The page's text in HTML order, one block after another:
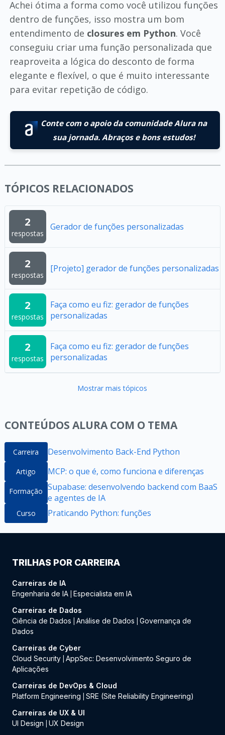
Achei ótima a forma como você utilizou funções
dentro de funções, isso mostra um bom
entendimento de closures em Python. Você
conseguiu criar uma função personalizada que
reaproveita a lógica do desconto de forma
elegante e flexível, o que é muito interessante
para evitar repetição de código.
Conte com o apoio da comunidade Alura na
sua jornada. Abraços e bons estudos!
TÓPICOS RELACIONADOS
2
respostas
Gerador de funções personalizadas
2
respostas
[Projeto] gerador de funções personalizadas
2
respostas
Faça como eu fiz: gerador de funções
personalizadas
2
respostas
Faça como eu fiz: gerador de funções
personalizadas
Mostrar mais tópicos
CONTEÚDOS ALURA COM O TEMA
Carreira Desenvolvimento Back-End Python
Artigo MCP: o que é, como funciona e diferenças
Formação Supabase: desenvolvendo backend com BaaS
e agentes de IA
Curso Praticando Python: funções
TRILHAS POR CARREIRA
Carreiras de IA
Engenharia de IA Especialista em IA
Carreiras de Dados
Ciência de Dados
Análise de Dados
Governança de
Dados
Carreiras de Cyber
Cloud Security AppSec: Desenvolvimento Seguro de
Aplicações
Carreiras de DevOps & Cloud
Platform Engineering
SRE (Site Reliability Engineering)
Carreiras de UX & UI
UI Design
UX Design